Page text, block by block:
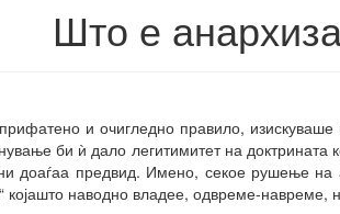
Што е
и очигледно правило, изискуваше
би ѝ дало легитимитет на
доаѓаа предвид. Имено, секое рушење на
којашто наводно владее, одвреме-навреме,